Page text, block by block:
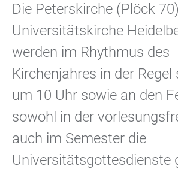
Die Peterskirche (Plöck
Universitätskirche
werden im Rhythmus des
Kirchenjahres in der
um 10 Uhr sowie an den
sowohl in der
auch im Semester die
Universitätsgottesdienste